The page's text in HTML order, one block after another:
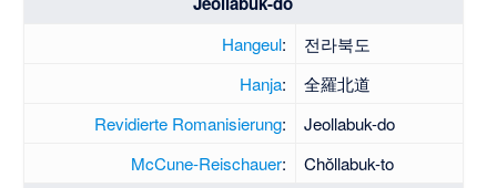
Hangeul:
전라북도
Hanja:
全羅北道
Revidierte Romanisierung:
Jeollabuk-do
McCune-Reischauer: Chŏllabuk-to